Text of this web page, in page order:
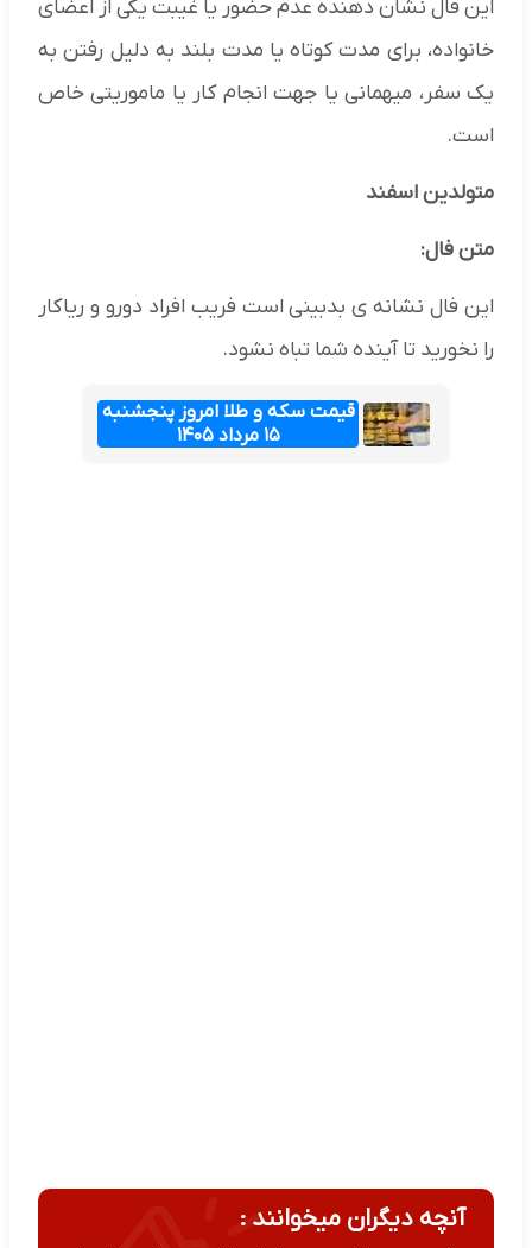
این فال نشان دهنده عدم حضور یا غیبت یکی از اعضای
خانواده، برای مدت کوتاه یا مدت بلند به دلیل رفتن به
یک سفر، میهمانی یا جهت انجام کار یا ماموریتی خاص
است.
متولدین اسفند
متن فال:
این فال نشانه ی بدبینی است فریب افراد دورو و ریاکار
را نخورید تا آینده شما تباه نشود.
قیمت سکه و طلا امروز پنجشنبه
۱۵ مرداد ۱۴۰۵
آنچه دیگران میخوانند :